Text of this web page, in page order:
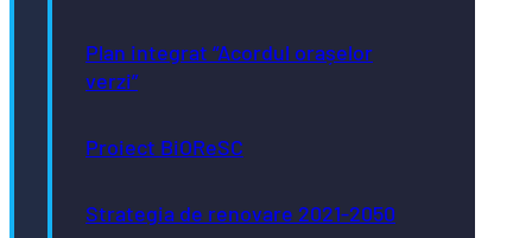
Plan integrat “Acordul orașelor
verzi”
Proiect BiOReSC
Strategia de renovare 2021-2050